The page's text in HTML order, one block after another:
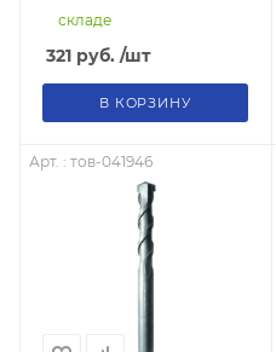
складе
321 руб. /шт
В КОРЗИНУ
Арт. : тов-041946